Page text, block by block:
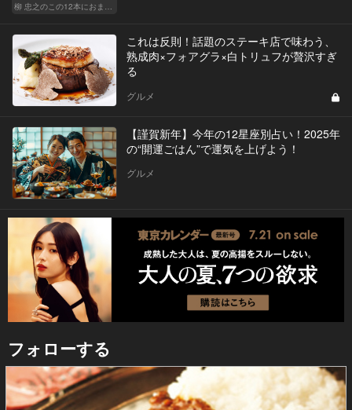
これは反則！話題のステーキ店で味わう、
熟成肉×フォアグラ×白トリュフが贅沢すぎ
る
グルメ
【謹賀新年】今年の12星座別占い！2025年
の“開運ごはん”で運気を上げよう！
グルメ
フォローする